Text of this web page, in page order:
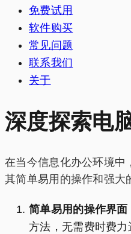
免费试用
软件购买
常见问题
联系我们
关于
深度探索电
在当今信息化办公环境中
其简单易用的操作和强大
简单易用的操作界面
方法，无需费时费力